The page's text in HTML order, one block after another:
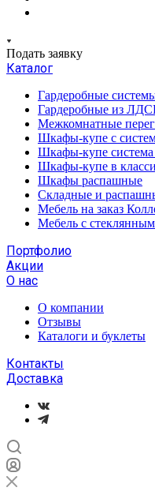
Подать заявку
Каталог
Гардеробные
Гардеробные из
Межкомнатные
Шкафы-купе с
Шкафы-купе
Шкафы-купе в
Шкафы распашные
Складные и
Мебель на заказ
Мебель с
Портфолио
Акции
О нас
О компании
Отзывы
Каталоги и буклеты
Контакты
Доставка